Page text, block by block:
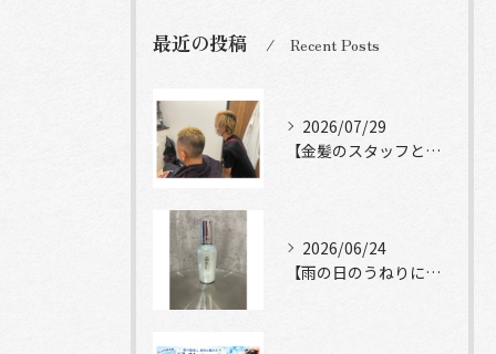
最近の投稿 Recent Posts
2026/07/29
【金髪のスタッフと常連様ショット】
2026/06/24
【雨の日のうねりにストレートロック】